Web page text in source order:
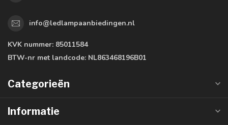
info@ledlampaanbiedingen.nl
KVK nummer: 85011584
BTW-nr met landcode: NL863468196B01
Categorieën
Informatie